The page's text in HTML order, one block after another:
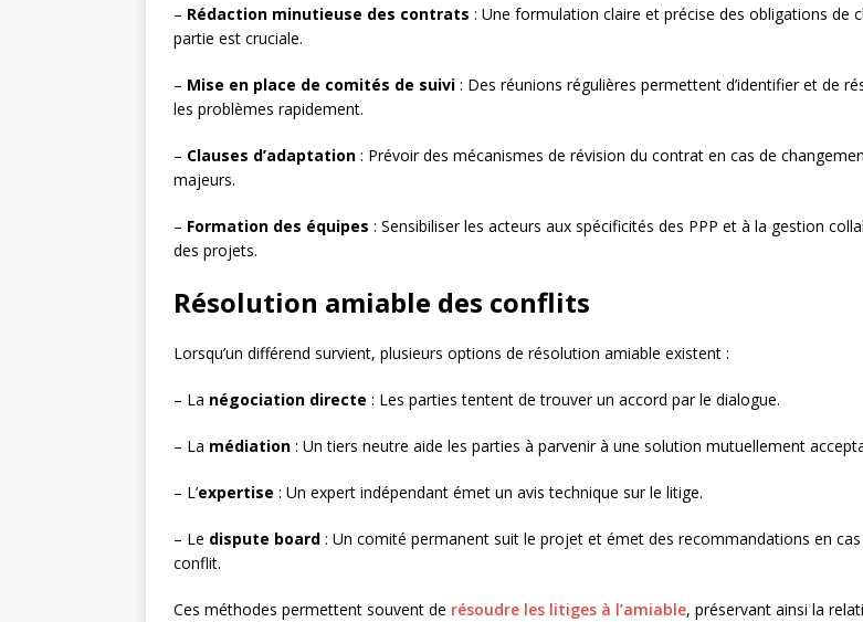
– Rédaction minutieuse des contrats : Une formulation claire et précise des obligations de
partie est cruciale.
– Mise en place de comités de suivi : Des réunions régulières permettent d’identifier et de
les problèmes rapidement.
– Clauses d’adaptation : Prévoir des mécanismes de révision du contrat en cas de
majeurs.
– Formation des équipes : Sensibiliser les acteurs aux spécificités des PPP et à la gestion
des projets.
Résolution amiable des conflits
Lorsqu’un différend survient, plusieurs options de résolution amiable existent :
– La négociation directe : Les parties tentent de trouver un accord par le dialogue.
– La médiation : Un tiers neutre aide les parties à parvenir à une solution mutuellement
– L’expertise : Un expert indépendant émet un avis technique sur le litige.
– Le dispute board : Un comité permanent suit le projet et émet des recommandations en cas
conflit.
Ces méthodes permettent souvent de résoudre les litiges à l’amiable, préservant ainsi la